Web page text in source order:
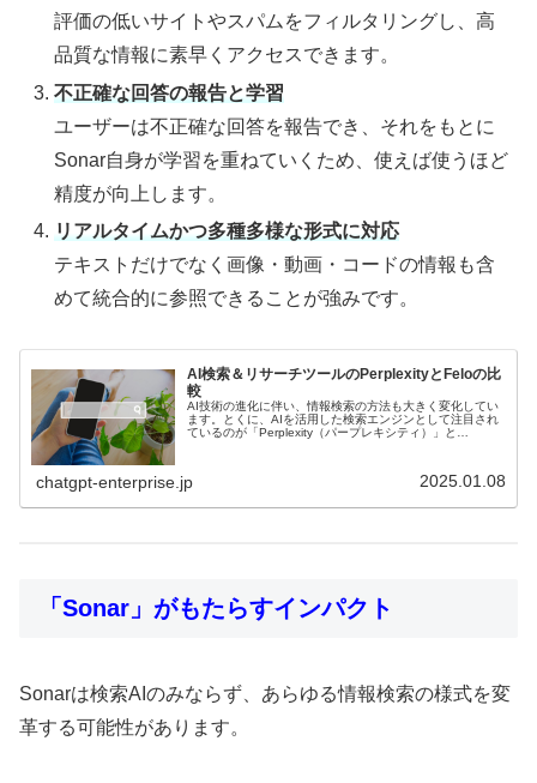
評価の低いサイトやスパムをフィルタリングし、高
品質な情報に素早くアクセスできます。
不正確な回答の報告と学習
ユーザーは不正確な回答を報告でき、それをもとに
Sonar自身が学習を重ねていくため、使えば使うほど
精度が向上します。
リアルタイムかつ多種多様な形式に対応
テキストだけでなく画像・動画・コードの情報も含
めて統合的に参照できることが強みです。
AI検索＆リサーチツールのPerplexityとFeloの比
較
AI技術の進化に伴い、情報検索の方法も大きく変化してい
ます。とくに、AIを活用した検索エンジンとして注目され
ているのが「Perplexity（パープレキシティ）」と
chatgpt-enterprise.jp 2025.01.08
「Sonar」がもたらすインパクト
Sonarは検索AIのみならず、あらゆる情報検索の様式を変
革する可能性があります。